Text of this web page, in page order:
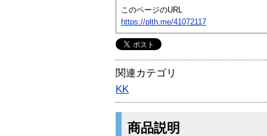
このページのURL
https://plth.me/41072117
関連カテゴリ
KK
商品説明